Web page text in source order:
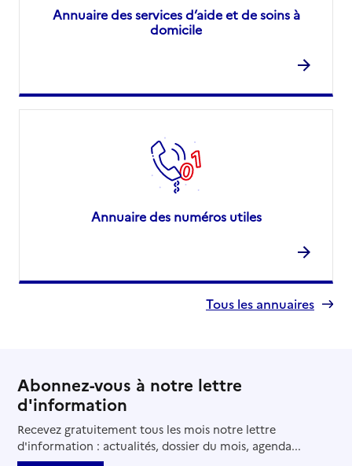
Annuaire des services d’aide et de soins à
domicile
Annuaire des numéros utiles
Tous les annuaires
Abonnez-vous à notre lettre
d'information
Recevez gratuitement tous les mois notre lettre
d'information : actualités, dossier du mois, agenda...